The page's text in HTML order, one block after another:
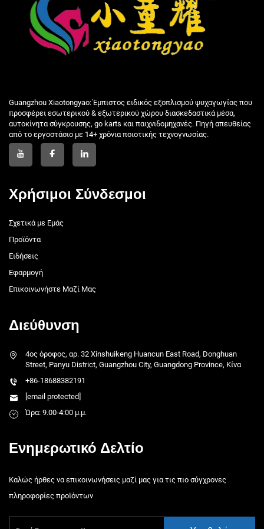
Guangzhou Xiaotongyao: Έμπιστος ειδικός εξοπλισμού ψυχαγωγίας που
προσφέρει εσωτερικού & εξωτερικού χώρου διασκεδαστικά μέσα,
αυτοκίνητα σύγκρουσης, go karts και παιχνιδομηχανές. Πηγή απευθείας
από το εργοστάσιο με 14+ χρόνια ποιοτικής τεχνογνωσίας.
Χρήσιμοι Σύνδεσμοι
Σχετικά με Εμάς
Προϊόντα
Ειδήσεις
Εφαρμογή
Επικοινωνήστε Μαζί Μας
Διεύθυνση
4ος όροφος, αρ. 32 Xinshuikeng Huancun East Road, Donghuan
Street, Panyu District, Guangzhou City, Guangdong Province, Κίνα
+86-18688382191
[email protected]
Ώρα: 9.00-4:00 μ.μ.
Ενημερωτικό Δελτίο
Καλώς ήρθες να επικοινωνήσεις μαζί μας για τις πιο σύγχρονες
πληροφορίες προϊόντων